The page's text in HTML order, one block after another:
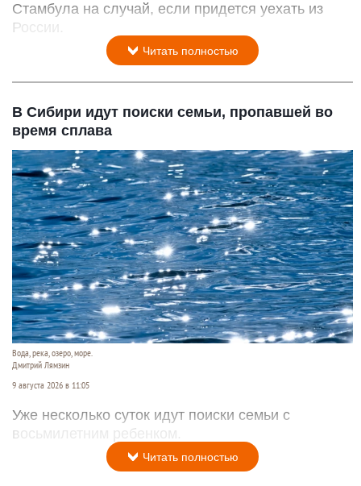
Стамбула на случай, если придется уехать из
России.
Читать полностью
В Сибири идут поиски семьи, пропавшей во
время сплава
Вода, река, озеро, море.
Дмитрий Лямзин
9 августа 2026 в 11:05
Уже несколько суток идут поиски семьи с
восьмилетним ребенком.
Читать полностью